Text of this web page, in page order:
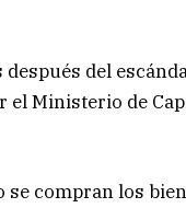
del
Ministerio de
se compran los